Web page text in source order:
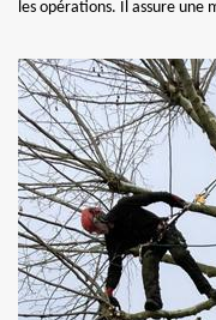
les opérations. Il assure une